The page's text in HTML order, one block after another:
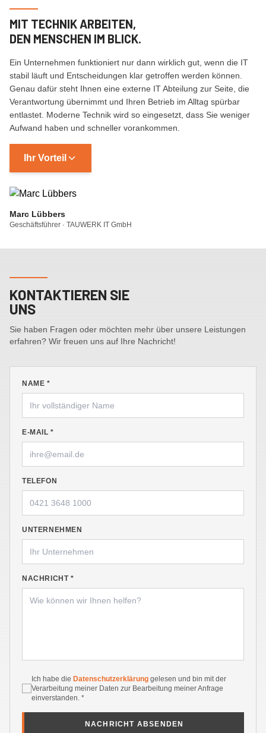
Marc Lübbers
Geschäftsführer · TAUWERK IT GmbH
MIT TECHNIK ARBEITEN,
DEN MENSCHEN IM BLICK.
Ein Unternehmen funktioniert nur dann wirklich gut, wenn die IT
stabil läuft und Entscheidungen klar getroffen werden können.
Genau dafür steht Ihnen eine externe IT Abteilung zur Seite, die
Verantwortung übernimmt und Ihren Betrieb im Alltag spürbar
entlastet. Moderne Technik wird so eingesetzt, dass Sie weniger
Aufwand haben und schneller vorankommen.
Ihr Vorteil
KONTAKTIEREN SIE
UNS
Sie haben Fragen oder möchten mehr über unsere Leistungen
erfahren? Wir freuen uns auf Ihre Nachricht!
NAME *
E-MAIL *
TELEFON
UNTERNEHMEN
NACHRICHT *
Ich habe die Datenschutzerklärung gelesen und bin mit der
Verarbeitung meiner Daten zur Bearbeitung meiner Anfrage
einverstanden. *
NACHRICHT ABSENDEN